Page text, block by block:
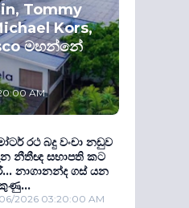
Tommy
Kors,
මහන්නේ
AM
රථ බදු වංචා නඩුව
නීතීඥ සභාපති කට
නාගානන්ද ගස් යන
2026 03:20:00 AM